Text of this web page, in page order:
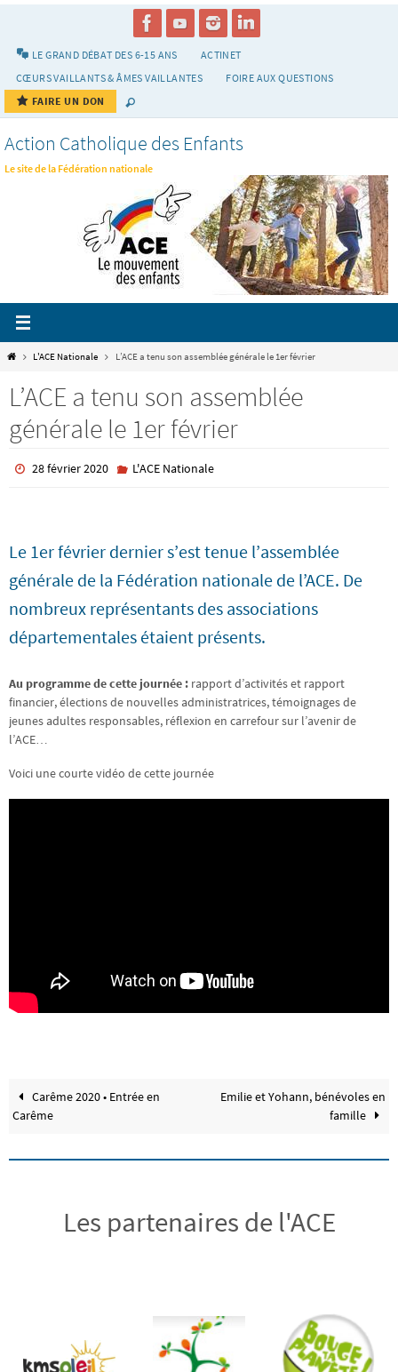
LE GRAND DÉBAT DES 6-15 ANS
ACTINET
CŒURS VAILLANTS & ÂMES VAILLANTES
FOIRE AUX QUESTIONS
FAIRE UN DON
Action Catholique des Enfants
Le site de la Fédération nationale
HomeL'ACE Nationale L’ACE a tenu son assemblée générale le 1er février
L’ACE a tenu son assemblée
générale le 1er février
28 février 2020 L'ACE Nationale
Le 1er février dernier s’est tenue l’assemblée
générale de la Fédération nationale de l’ACE. De
nombreux représentants des associations
départementales étaient présents.
Au programme de cette journée : rapport d’activités et rapport
financier, élections de nouvelles administratrices, témoignages de
jeunes adultes responsables, réflexion en carrefour sur l’avenir de
l’ACE…
Voici une courte vidéo de cette journée
Carême 2020 • Entrée en
Carême
Emilie et Yohann, bénévoles en
famille
Les partenaires de l'ACE